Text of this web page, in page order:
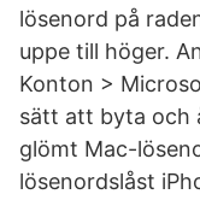
lösenord på
uppe till höger.
Konton >
sätt att byta och
glömt Mac-
lösenordslåst